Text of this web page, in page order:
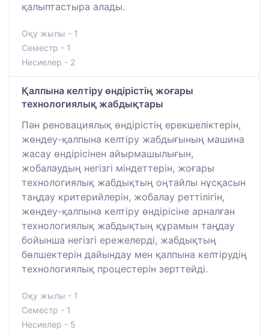
қалыптастыра алады.
Оқу жылы - 1
Семестр - 1
Несиелер - 2
Қалпына келтіру өндірістің жоғары
технологиялық жабдықтары
Пән реновациялық өндірістің ерекшеліктерін,
жөндеу-қалпына келтіру жабдығының машина
жасау өндірісінен айырмашылығын,
жобалаудың негізгі міндеттерін, жоғары
технологиялық жабдықтың оңтайлы нұсқасын
таңдау критерийлерін, жобалау реттілігін,
жөндеу-қалпына келтіру өндірісіне арналған
технологиялық жабдықтың құрамын таңдау
бойынша негізгі ережелерді, жабдықтың
бөлшектерін дайындау мен қалпына келтірудің
технологиялық процестерін зерттейді.
Оқу жылы - 1
Семестр - 1
Несиелер - 5